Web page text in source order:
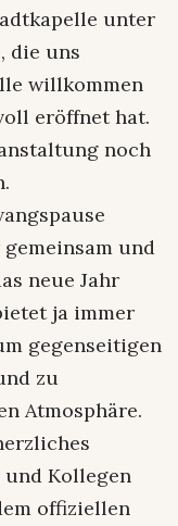
unter
die uns
willkommen
eröffnet hat.
noch
und
neue Jahr
ja immer
gegenseitigen
zu
Atmosphäre.
Kollegen
offiziellen